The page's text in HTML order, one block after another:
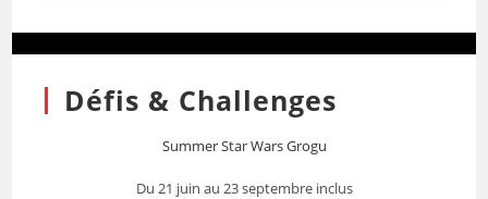
Défis & Challenges
Summer Star Wars Grogu
Du 21 juin au 23 septembre inclus